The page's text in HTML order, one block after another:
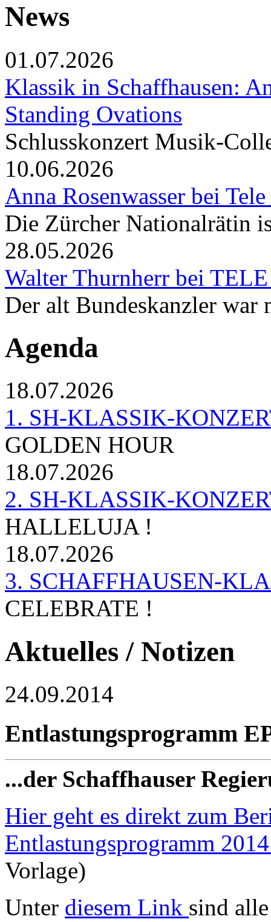
News
01.07.2026
Klassik in Schaffhausen:
Standing Ovations
Schlusskonzert Musik-
10.06.2026
Anna Rosenwasser bei
Die Zürcher Nationalrätin
28.05.2026
Walter Thurnherr bei
Der alt Bundeskanzler war
Agenda
18.07.2026
1. SH-KLASSIK-
GOLDEN HOUR
18.07.2026
2. SH-KLASSIK-
HALLELUJA !
18.07.2026
3. SCHAFFHAUSEN-
CELEBRATE !
Aktuelles / Notizen
24.09.2014
Entlastungsprogramm
...der Schaffhauser
Hier geht es direkt zum
Entlastungsprogramm
Vorlage)
Unter diesem Link sind